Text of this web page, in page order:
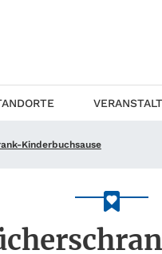
Kinderbuchsause